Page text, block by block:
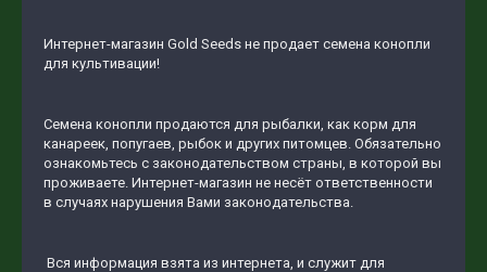
Интернет-магазин Gold Seeds не продает семена конопли
для культивации!
Семена конопли продаются для рыбалки, как корм для
канареек, попугаев, рыбок и других питомцев. Обязательно
ознакомьтесь с законодательством страны, в которой вы
проживаете. Интернет-магазин не несёт ответственности
в случаях нарушения Вами законодательства.
Вся информация взята из интернета, и служит для